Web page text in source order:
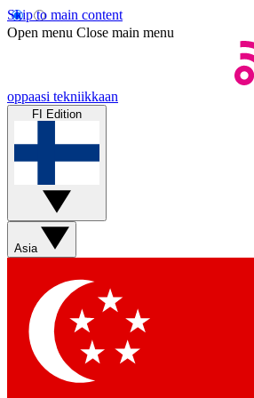
Skip to main content
Open menu Close main menu
oppaasi tekniikkaan
FI Edition
Asia